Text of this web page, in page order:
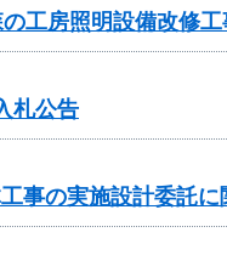
工房照明設備改修
札公告
の実施設計委託に